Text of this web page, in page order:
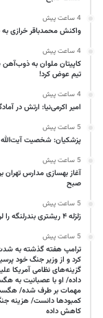
4 ساعت پیش
واکنش محمدباقر خرازی به
4 ساعت پیش
کاپیتان ملوان به
تیم عوض کرد!
4 ساعت پیش
امیر اکرمی‌نیا: ارتش در
5 ساعت پیش
پزشکیان: شخصیت
5 ساعت پیش
آغاز بهسازی مدارس
صبح
5 ساعت پیش
زلزله ۴ ریشتری بندرلنگه را لرزاند – هشت صبح
5 ساعت پیش
ترامپ هفته گذشته به شدت
کرد و از وزیر جنگ خود
گزینه‌های نظامی آمریکا
داده/ او با عصبانیت به
مهمات بر طرف شده/ هگست
کمبود‌ها دانست/ هزینه
کاهش داده